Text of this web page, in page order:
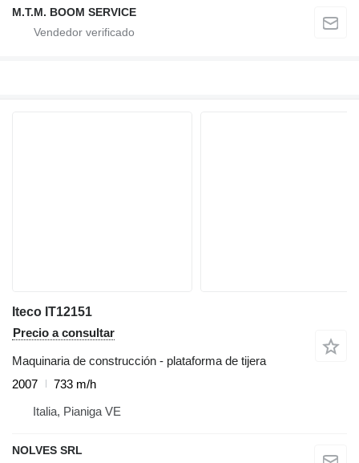
M.T.M. BOOM SERVICE
Iteco IT12151
Precio a consultar
Maquinaria de construcción - plataforma de tijera
2007
733 m/h
Italia, Pianiga VE
NOLVES SRL